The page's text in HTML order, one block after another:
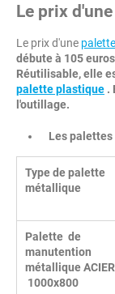
Le prix
Le prix d'une
débute à 105
Réutilisable, elle
palette plastique .
l'outillage.
Les
Type de palette
métallique
Palette de
manutention
métallique ACIER
1000x800